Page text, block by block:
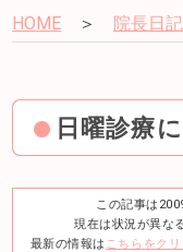
HOME ＞ 院長日記
日曜診療
この記事は
現在は状況が異な
最新の情報は こちらをク